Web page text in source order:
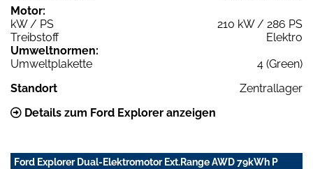
Motor:
kW / PS
210 kW / 286 PS
Treibstoff
Elektro
Umweltnormen:
Umweltplakette
4 (Green)
Standort
Zentrallager
Details zum Ford Explorer anzeigen
Ford Explorer Dual-Elektromotor Ext.Range AWD 79kWh P